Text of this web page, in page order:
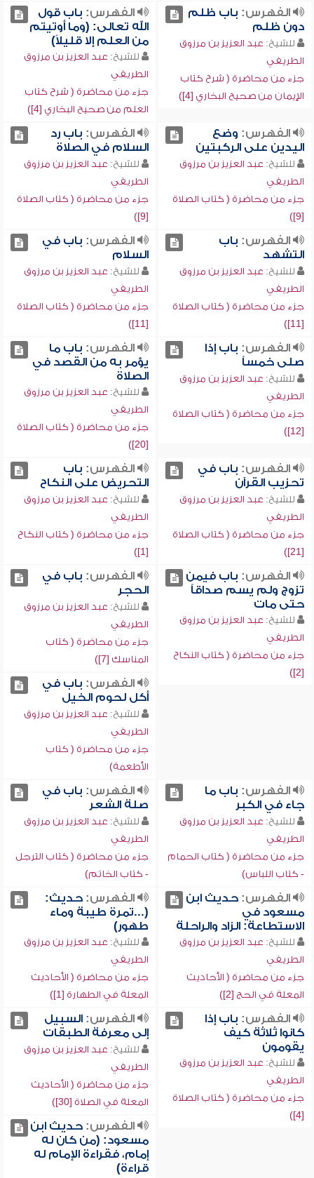
الفهرس: باب ظلم
دون ظلم
للشيخ: عبد العزيز بن مرزوق
الطريفي
جزء من محاضرة ( شرح كتاب
الإيمان من صحيح البخاري [4])
الفهرس: باب قول
الله تعالى: (وما أوتيتم
من العلم إلا قليلاً)
للشيخ: عبد العزيز بن مرزوق
الطريفي
جزء من محاضرة ( شرح كتاب
العلم من صحيح البخاري [4])
الفهرس: وضع
اليدين على الركبتين
للشيخ: عبد العزيز بن مرزوق
الطريفي
جزء من محاضرة ( كتاب الصلاة
[9])
الفهرس: باب رد
السلام في الصلاة
للشيخ: عبد العزيز بن مرزوق
الطريفي
جزء من محاضرة ( كتاب الصلاة
[9])
الفهرس: باب
التشهد
للشيخ: عبد العزيز بن مرزوق
الطريفي
جزء من محاضرة ( كتاب الصلاة
[11])
الفهرس: باب في
السلام
للشيخ: عبد العزيز بن مرزوق
الطريفي
جزء من محاضرة ( كتاب الصلاة
[11])
الفهرس: باب إذا
صلى خمساً
للشيخ: عبد العزيز بن مرزوق
الطريفي
جزء من محاضرة ( كتاب الصلاة
[12])
الفهرس: باب ما
يؤمر به من القصد في
الصلاة
للشيخ: عبد العزيز بن مرزوق
الطريفي
جزء من محاضرة ( كتاب الصلاة
[20])
الفهرس: باب في
تحزيب القرآن
للشيخ: عبد العزيز بن مرزوق
الطريفي
جزء من محاضرة ( كتاب الصلاة
[21])
الفهرس: باب
التحريض على النكاح
للشيخ: عبد العزيز بن مرزوق
الطريفي
جزء من محاضرة ( كتاب النكاح
[1])
الفهرس: باب فيمن
تزوج ولم يسم صداقاً
حتى مات
للشيخ: عبد العزيز بن مرزوق
الطريفي
جزء من محاضرة ( كتاب النكاح
[2])
الفهرس: باب في
الحجر
للشيخ: عبد العزيز بن مرزوق
الطريفي
جزء من محاضرة ( كتاب
المناسك [7])
الفهرس: باب في
أكل لحوم الخيل
للشيخ: عبد العزيز بن مرزوق
الطريفي
جزء من محاضرة ( كتاب
الأطعمة)
الفهرس: باب ما
جاء في الكبر
للشيخ: عبد العزيز بن مرزوق
الطريفي
جزء من محاضرة ( كتاب الحمام
- كتاب اللباس)
الفهرس: باب في
صلة الشعر
للشيخ: عبد العزيز بن مرزوق
الطريفي
جزء من محاضرة ( كتاب الترجل
- كتاب الخاتم)
الفهرس:حديث ابن
مسعود في
الاستطاعة: الزاد والراحلة
للشيخ: عبد العزيز بن مرزوق
الطريفي
جزء من محاضرة ( الأحاديث
المعلة في الحج [2])
الفهرس:حديث:
(...تمرة طيبة وماء
طهور)
للشيخ: عبد العزيز بن مرزوق
الطريفي
جزء من محاضرة ( الأحاديث
المعلة في الطهارة [1])
الفهرس: باب إذا
كانوا ثلاثة كيف
يقومون
للشيخ: عبد العزيز بن مرزوق
الطريفي
جزء من محاضرة ( كتاب الصلاة
[4])
الفهرس:السبيل
إلى معرفة الطبقات
للشيخ: عبد العزيز بن مرزوق
الطريفي
جزء من محاضرة ( الأحاديث
المعلة في الصلاة [30])
الفهرس:حديث ابن
مسعود: (من كان له
إمام، فقراءة الإمام له
قراءة)